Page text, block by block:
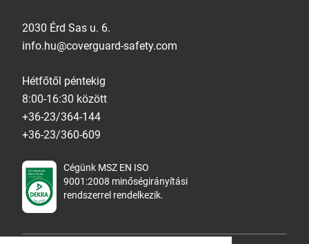
2030 Érd Sas u. 6.
info.hu@coverguard-safety.com
Hétfőtől péntekig
8:00-16:30 között
+36-23/364-144
+36-23/360-609
Cégünk MSZ EN ISO
9001:2008 minőségirányítási
rendszerrel rendelkezik.